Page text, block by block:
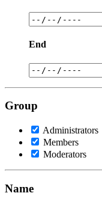
End
Group
Administrators
Members
Moderators
Name